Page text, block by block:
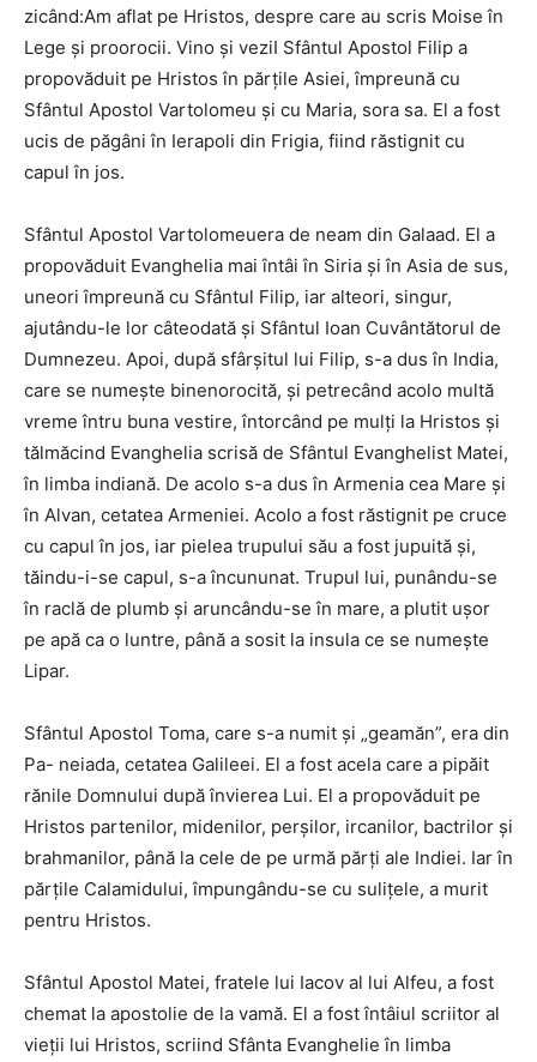
zicând:Am aflat pe Hristos, despre care au scris Moise în
Lege şi proorocii. Vino şi veziI Sfântul Apostol Filip a
propovăduit pe Hristos în părţile Asiei, împre­ună cu
Sfântul Apostol Vartolomeu şi cu Maria, sora sa. El a fost
ucis de păgâni în Ierapoli din Frigia, fiind răstignit cu
capul în jos.
Sfântul Apostol Vartolomeuera de neam din Galaad. El a
propovăduit Evanghelia mai întâi în Siria şi în Asia de sus,
uneori împreună cu Sfântul Filip, iar alteori, singur,
ajutându-le lor câteo­dată şi Sfântul Ioan Cuvântătorul de
Dumnezeu. Apoi, după sfârşitul lui Filip, s-a dus în India,
care se numeşte binenorocită, şi petrecând acolo multă
vreme întru buna vestire, întorcând pe mulţi la Hristos şi
tălmăcind Evanghelia scrisă de Sfântul Evanghelist Matei,
în limba indiană. De acolo s-a dus în Armenia cea Mare şi
în Alvan, cetatea Armeniei. Acolo a fost răstignit pe cruce
cu capul în jos, iar pielea trupului său a fost jupuită şi,
tăindu-i-se capul, s-a încununat. Trupul lui, punându-se
în raclă de plumb şi aruncându-se în mare, a plutit uşor
pe apă ca o luntre, până a sosit la insula ce se numeşte
Lipar.
Sfântul Apostol Toma, care s-a numit şi „geamăn”, era din
Pa- neiada, cetatea Galileei. El a fost acela care a pipăit
rănile Domnului după învierea Lui. El a propovăduit pe
Hristos partenilor, midenilor, perşilor, ircanilor, bactrilor şi
brahmanilor, până la cele de pe urmă părţi ale Indiei. Iar în
părţile Calamidului, împungându-se cu suliţele, a murit
pentru Hristos.
Sfântul Apostol Matei, fratele lui Iacov al lui Alfeu, a fost
chemat la apostolie de la vamă. El a fost întâiul scriitor al
vieţii lui Hristos, scriind Sfânta Evanghelie în limba